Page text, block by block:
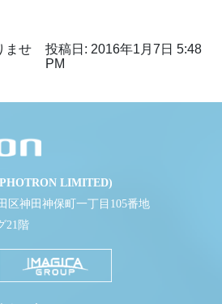
ませ
投稿日: 2016年1月7日 5:48
PM
LIMITED)
区神田神保町一丁目105番地
21階